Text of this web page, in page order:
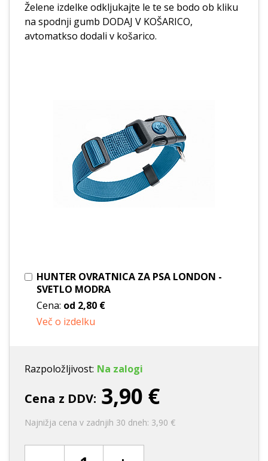
Želene izdelke odkljukajte le te se bodo ob kliku
na spodnji gumb DODAJ V KOŠARICO,
avtomatkso dodali v košarico.
HUNTER OVRATNICA ZA PSA LONDON -
SVETLO MODRA
Cena: od 2,80 €
Več o izdelku
Razpoložljivost: Na zalogi
Cena z DDV: 3,90 €
Najnižja cena v zadnjih 30 dneh: 3,90 €